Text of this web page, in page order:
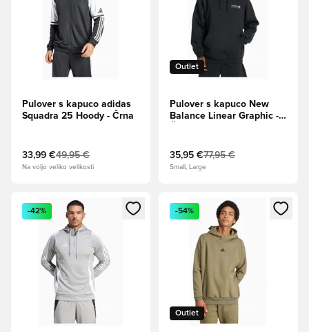
Pulover s kapuco adidas
Squadra 25 Hoody - Črna
33,99 €49,95 €
Na voljo veliko velikosti
Outlet
Pulover s kapuco New
Balance Linear Graphic -
35,95 €77,95 €
Small, Large
Odpre Modal za prijavo ali vpis kot član
-42%
Odpre Modal za prijavo ali
Outlet
-54%